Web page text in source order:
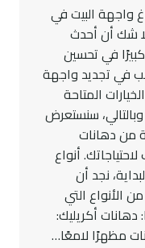
واجهة البيت في
شك أن أحدث
كبيرًا في تحسين
في تجديد واجهة
المتاحة
سنستعرض
من دهانات
أنواع
نجد أن
الأنواع التي
دهانات أكريليك:
مظهرًا لامعًا…